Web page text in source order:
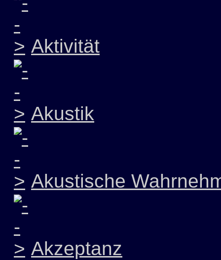
Aktivität
Akustik
Akustische
Akzeptanz